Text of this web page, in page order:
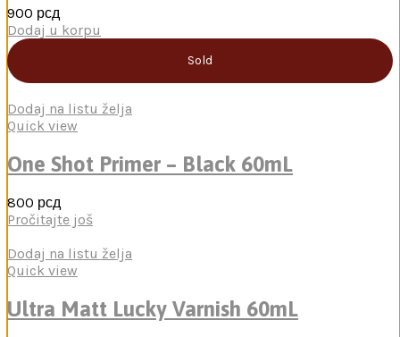
900 рсд
Dodaj u korpu
Sold
Dodaj na listu želja
Quick view
One Shot Primer – Black 60mL
800 рсд
Pročitajte još
Dodaj na listu želja
Quick view
Ultra Matt Lucky Varnish 60mL